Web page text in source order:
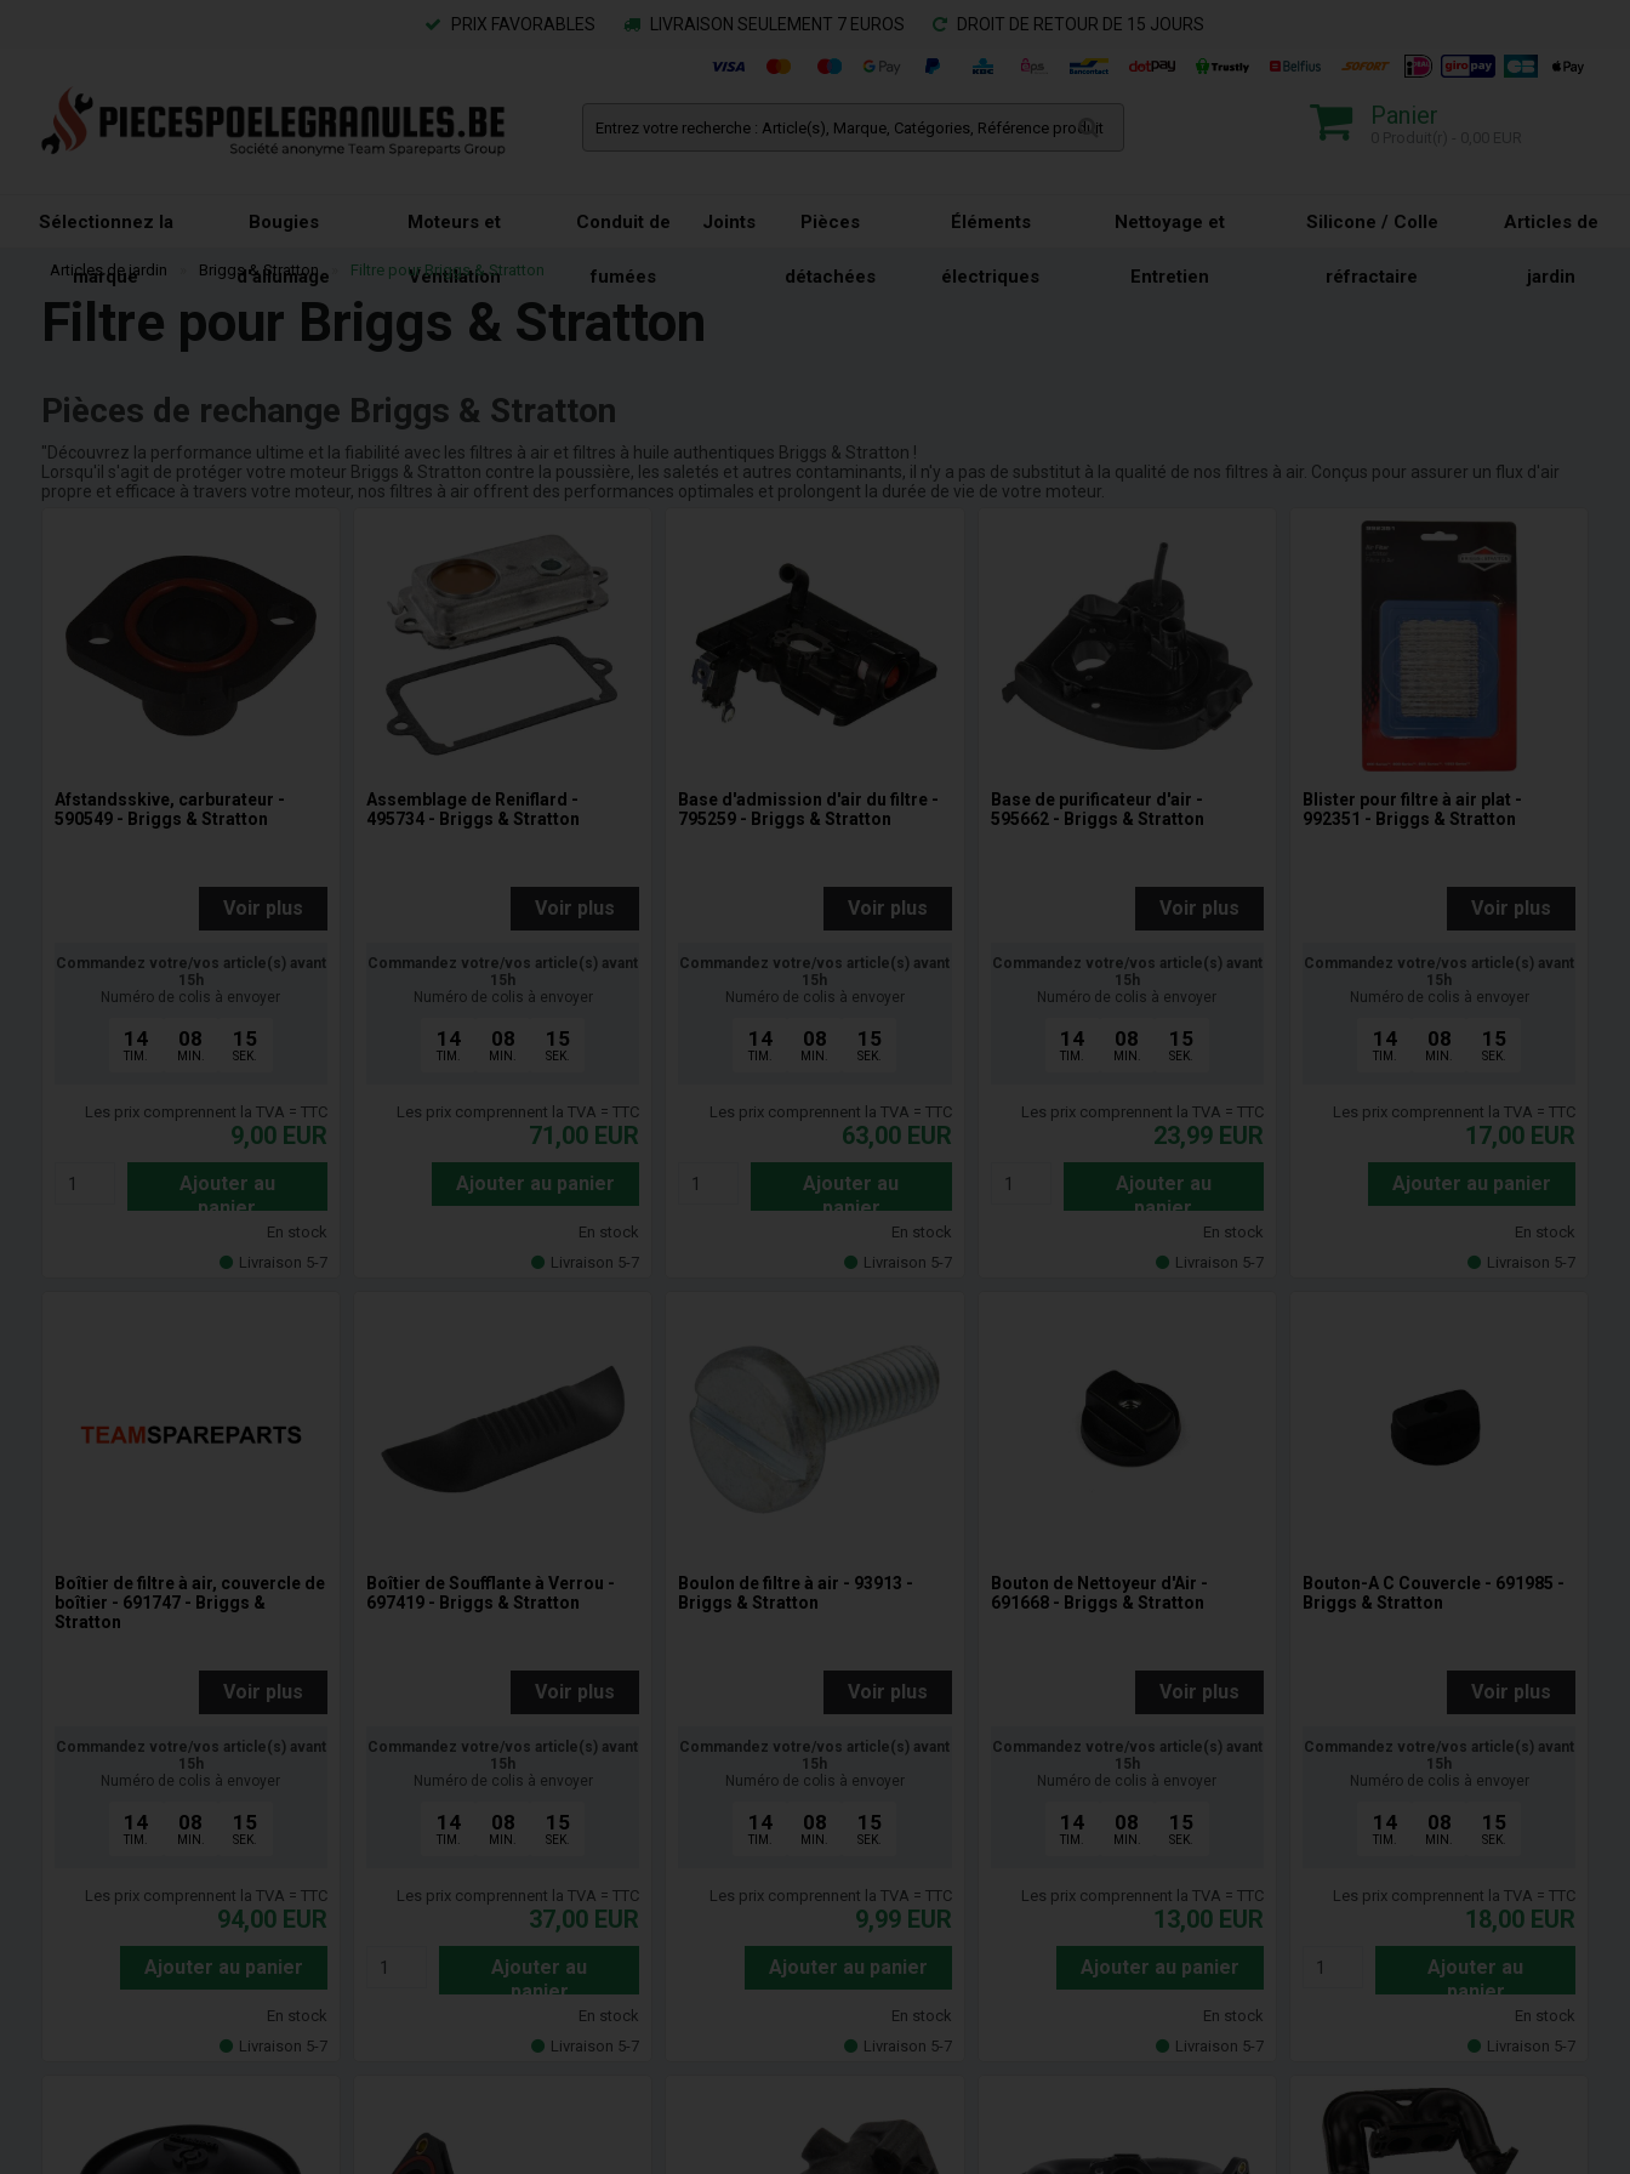
PRIX FAVORABLES LIVRAISON SEULEMENT 7 EUROS DROIT DE RETOUR DE 15 JOURS
Panier
Sélectionnez la
marque
Bougies
d'allumage
Moteurs et
Ventilation
Conduit de
fumées
Joints Pièces
détachées
Éléments
électriques
Nettoyage et
Entretien
Silicone / Colle
réfractaire
Articles de
jardin
Articles de jardin Briggs & Stratton » Filtre pour Briggs & Stratton
Filtre pour Briggs & Stratton
Pièces de rechange Briggs & Stratton
"Découvrez la performance ultime et la fiabilité avec les filtres à air et filtres à huile authentiques Briggs & Stratton !
Lorsqu'il s'agit de protéger votre moteur Briggs & Stratton contre la poussière, les saletés et autres contaminants, il n'y a pas de substitut à la qualité de nos filtres à air. Conçus pour assurer un flux d'air
propre et efficace à travers votre moteur, nos filtres à air offrent des performances optimales et prolongent la durée de vie de votre moteur.
Afstandsskive, carburateur -
590549 - Briggs & Stratton
Voir plus
Commandez votre/vos article(s) avant
15h
Numéro de colis à envoyer
14
TIM.
08
MIN.
14
SEK.
Les prix comprennent la TVA = TTC
9,00 EUR
Ajouter au
panier
En stock
Livraison 5-7
Assemblage de Reniflard -
495734 - Briggs & Stratton
Voir plus
Commandez votre/vos article(s) avant
15h
Numéro de colis à envoyer
14
TIM.
08
MIN.
14
SEK.
Les prix comprennent la TVA = TTC
71,00 EUR
Ajouter au panier
En stock
Livraison 5-7
Base d'admission d'air du filtre -
795259 - Briggs & Stratton
Voir plus
Commandez votre/vos article(s) avant
15h
Numéro de colis à envoyer
14
TIM.
08
MIN.
14
SEK.
Les prix comprennent la TVA = TTC
63,00 EUR
Ajouter au
panier
En stock
Livraison 5-7
Base de purificateur d'air -
595662 - Briggs & Stratton
Voir plus
Commandez votre/vos article(s) avant
15h
Numéro de colis à envoyer
14
TIM.
08
MIN.
14
SEK.
Les prix comprennent la TVA = TTC
23,99 EUR
Ajouter au
panier
En stock
Livraison 5-7
Blister pour filtre à air plat -
992351 - Briggs & Stratton
Voir plus
Commandez votre/vos article(s) avant
15h
Numéro de colis à envoyer
14
TIM.
08
MIN.
14
SEK.
Les prix comprennent la TVA = TTC
17,00 EUR
Ajouter au panier
En stock
Livraison 5-7
Boîtier de filtre à air, couvercle de
boîtier - 691747 - Briggs &
Stratton
Voir plus
Commandez votre/vos article(s) avant
15h
Numéro de colis à envoyer
14
TIM.
08
MIN.
14
SEK.
Les prix comprennent la TVA = TTC
94,00 EUR
Ajouter au panier
En stock
Livraison 5-7
Boîtier de Soufflante à Verrou -
697419 - Briggs & Stratton
Voir plus
Commandez votre/vos article(s) avant
15h
Numéro de colis à envoyer
14
TIM.
08
MIN.
14
SEK.
Les prix comprennent la TVA = TTC
37,00 EUR
Ajouter au
panier
En stock
Livraison 5-7
Boulon de filtre à air - 93913 -
Briggs & Stratton
Voir plus
Commandez votre/vos article(s) avant
15h
Numéro de colis à envoyer
14
TIM.
08
MIN.
14
SEK.
Les prix comprennent la TVA = TTC
9,99 EUR
Ajouter au panier
En stock
Livraison 5-7
Bouton de Nettoyeur d'Air -
691668 - Briggs & Stratton
Voir plus
Commandez votre/vos article(s) avant
15h
Numéro de colis à envoyer
14
TIM.
08
MIN.
14
SEK.
Les prix comprennent la TVA = TTC
13,00 EUR
Ajouter au panier
En stock
Livraison 5-7
Bouton-A C Couvercle - 691985 -
Briggs & Stratton
Voir plus
Commandez votre/vos article(s) avant
15h
Numéro de colis à envoyer
14
TIM.
08
MIN.
14
SEK.
Les prix comprennent la TVA = TTC
18,00 EUR
Ajouter au
panier
En stock
Livraison 5-7